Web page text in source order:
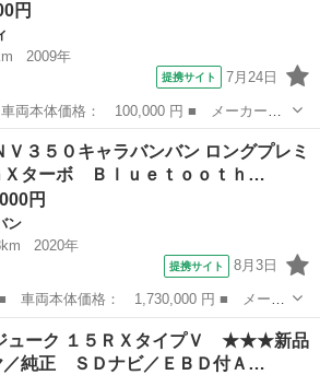
円
2009年
提携サイト 7月24日
ッティ ■ グレード名： Ｅ スライ
ール ■ 排気量： 660cc ■ ドア枚数：
ィ
Ｖ３５０キャラバンバン ロングプレミ
Ｘターボ Ｂｌｕｅｔｏｏｔｈ…
円
ン
2020年
提携サイト 8月3日
ＮＶ３５０キャラバンバン ■ グレード
Ｘターボ Ｂｌｕｅｔｏｏｔｈ対応ナビ
バン
ューク １５ＲＸタイプＶ ★★★新品
／純正 ＳＤナビ／ＥＢＤ付Ａ…